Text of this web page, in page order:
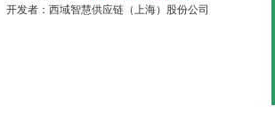
开发者：西域智慧供应链（上海）股份公司